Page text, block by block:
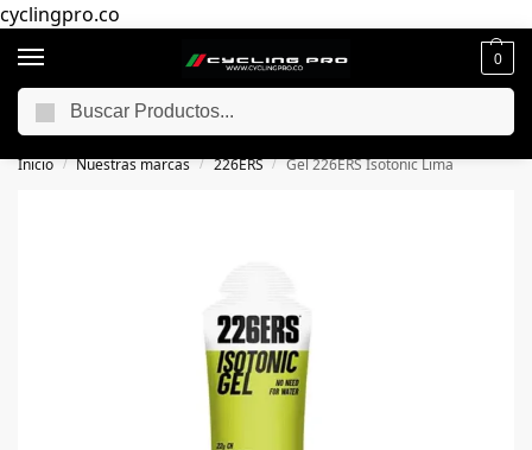
cyclingpro.co
0
🚴‍ Envío gratuito a todo Colombia por compras superiores a $250.000
Inicio / Nuestras marcas / 226ERS / Gel 226ERS Isotonic Lima